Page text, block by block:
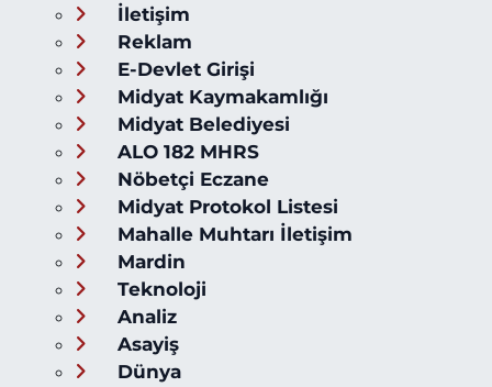
İletişim
Reklam
E-Devlet Girişi
Midyat Kaymakamlığı
Midyat Belediyesi
ALO 182 MHRS
Nöbetçi Eczane
Midyat Protokol Listesi
Mahalle Muhtarı İletişim
Mardin
Teknoloji
Analiz
Asayiş
Dünya